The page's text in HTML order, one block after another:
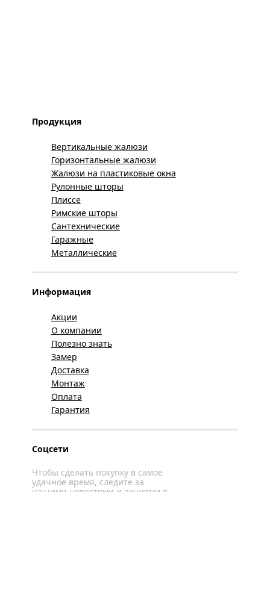
Продукция
Вертикальные жалюзи
Горизонтальные жалюзи
Жалюзи на пластиковые окна
Рулонные шторы
Плиссе
Римские шторы
Сантехнические
Гаражные
Металлические
Информация
Акции
О компании
Полезно знать
Замер
Доставка
Монтаж
Оплата
Гарантия
Соцсети
Чтобы сделать покупку в самое
удачное время, следите за
нашими новостями и акциями в